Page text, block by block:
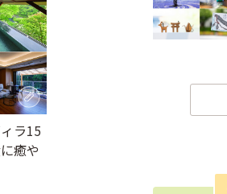
ラ15
癒や